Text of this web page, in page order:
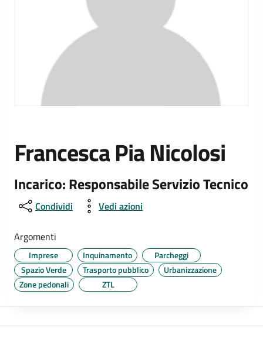
Francesca Pia Nicolosi
Incarico: Responsabile Servizio Tecnico
Condividi Vedi azioni
Argomenti
Imprese Inquinamento
Parcheggi
Spazio Verde
Trasporto pubblico
Urbanizzazione
Zone pedonali
ZTL